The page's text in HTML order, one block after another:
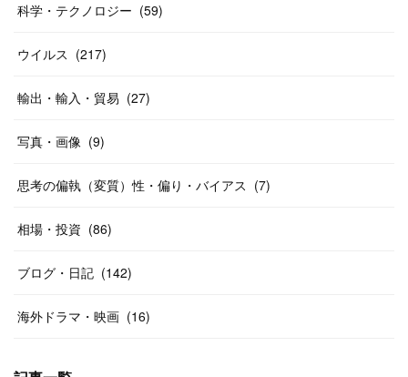
科学・テクノロジー (59)
ウイルス (217)
輸出・輸入・貿易 (27)
写真・画像 (9)
思考の偏執（変質）性・偏り・バイアス (7)
相場・投資 (86)
ブログ・日記 (142)
海外ドラマ・映画 (16)